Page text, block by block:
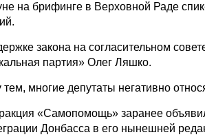
на брифинге в Верховной Раде
закона на согласительном
партия» Олег Ляшко.
многие депутаты негативно
«Самопомощь» заранее
Донбасса в его нынешней